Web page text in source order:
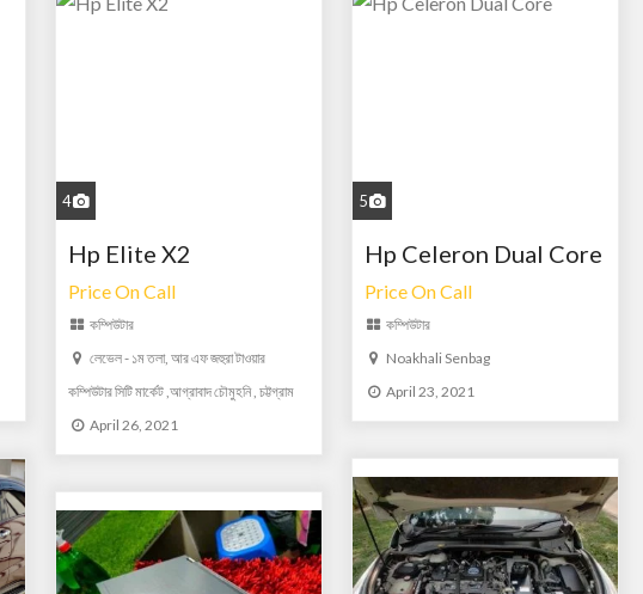
4
Hp Elite X2
Price On Call
কম্পিউটার
লেভেল - ১ম তলা, আর এফ জহুরা টাওয়ার
কম্পিউটার সিটি মার্কেট ,আগ্রাবাদ চৌমুহনি , চট্টগ্রাম
April 26, 2021
5
Hp Celeron Dual Core
Price On Call
কম্পিউটার
Noakhali Senbag
April 23, 2021